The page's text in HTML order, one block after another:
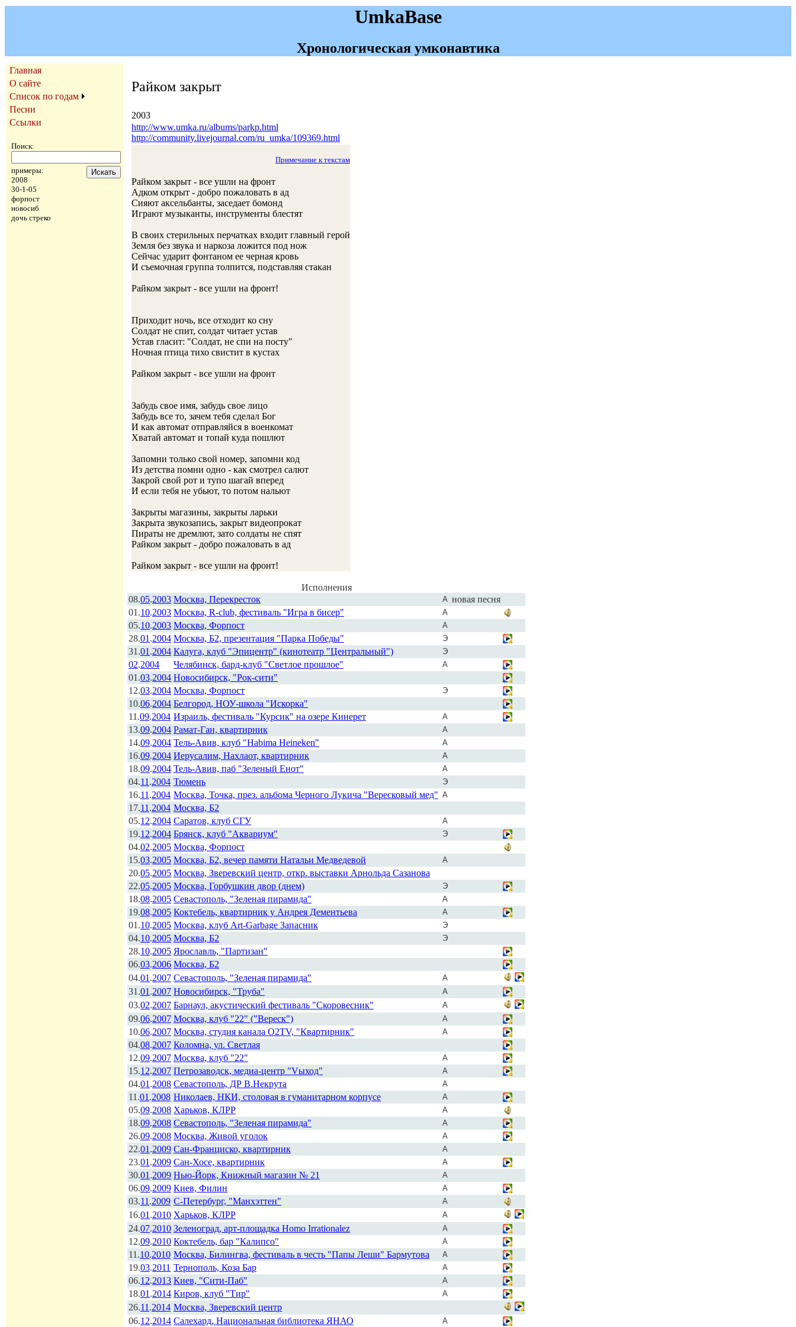
UmkaBase
Хронологическая умконавтика
Главная
О сайте
Список по годам
Песни
Ссылки
Поиск:
примеры:
2008
30-1-05
форпост
новосиб
дочь стреко
Райком закрыт
2003
http://www.umka.ru/albums/parkp.html
http://community.livejournal.com/ru_umka/109369.html
Примечание к текстам
Райком закрыт - все ушли на фронт
Адком открыт - добро пожаловать в ад
Сияют аксельбанты, заседает бомонд
Играют музыканты, инструменты блестят
В своих стерильных перчатках входит главный герой
Земля без звука и наркоза ложится под нож
Сейчас ударит фонтаном ее черная кровь
И съемочная группа толпится, подставляя стакан
Райком закрыт - все ушли на фронт!
Приходит ночь, все отходит ко сну
Солдат не спит, солдат читает устав
Устав гласит: "Солдат, не спи на посту"
Ночная птица тихо свистит в кустах
Райком закрыт - все ушли на фронт
Забудь свое имя, забудь свое лицо
Забудь все то, зачем тебя сделал Бог
И как автомат отправляйся в военкомат
Хватай автомат и топай куда пошлют
Запомни только свой номер, запомни код
Из детства помни одно - как смотрел салют
Закрой свой рот и тупо шагай вперед
И если тебя не убьют, то потом нальют
Закрыты магазины, закрыты ларьки
Закрыта звукозапись, закрыт видеопрокат
Пираты не дремлют, зато солдаты не спят
Райком закрыт - добро пожаловать в ад
Райком закрыт - все ушли на фронт!
Исполнения
08.05.2003 Москва, Перекресток А новая песня
01.10.2003 Москва, R-club, фестиваль "Игра в бисер" А
05.10.2003 Москва, Форпост А
28.01.2004 Москва, Б2, презентация "Парка Победы" Э
31.01.2004 Калуга, клуб "Эпицентр" (кинотеатр "Центральный") Э
02.2004 Челябинск, бард-клуб "Светлое прошлое" А
01.03.2004 Новосибирск, "Рок-сити"
12.03.2004 Москва, Форпост Э
10.06.2004 Белгород, НОУ-школа "Искорка"
11.09.2004 Израиль, фестиваль "Курсик" на озере Кинерет А
13.09.2004 Рамат-Ган, квартирник А
14.09.2004 Тель-Авив, клуб "Habima Heineken" А
16.09.2004 Иерусалим, Нахлаот, квартирник А
18.09.2004 Тель-Авив, паб "Зеленый Енот" А
04.11.2004 Тюмень Э
16.11.2004 Москва, Точка, през. альбома Черного Лукича "Вересковый мед" А
17.11.2004 Москва, Б2
05.12.2004 Саратов, клуб СГУ А
19.12.2004 Брянск, клуб "Аквариум" Э
04.02.2005 Москва, Форпост
15.03.2005 Москва, Б2, вечер памяти Натальи Медведевой А
20.05.2005 Москва, Зверевский центр, откр. выставки Арнольда Сазанова
22.05.2005 Москва, Горбушкин двор (днем) Э
18.08.2005 Севастополь, "Зеленая пирамида" А
19.08.2005 Коктебель, квартирник у Андрея Дементьева А
01.10.2005 Москва, клуб Art-Garbage Запасник Э
04.10.2005 Москва, Б2 Э
28.10.2005 Ярославль, "Партизан"
06.03.2006 Москва, Б2
04.01.2007 Севастополь, "Зеленая пирамида" А
31.01.2007 Новосибирск, "Труба" А
03.02.2007 Барнаул, акустический фестиваль "Скоровесник" А
09.06.2007 Москва, клуб "22" ("Вереск") А
10.06.2007 Москва, студия канала O2TV, "Квартирник" А
04.08.2007 Коломна, ул. Светлая
12.09.2007 Москва, клуб "22" А
15.12.2007 Петрозаводск, медиа-центр "Vыход" А
04.01.2008 Севастополь, ДР В.Некрута А
11.01.2008 Николаев, НКИ, столовая в гуманитарном корпусе А
05.09.2008 Харьков, КЛРР А
18.09.2008 Севастополь, "Зеленая пирамида" А
26.09.2008 Москва, Живой уголок А
22.01.2009 Сан-Франциско, квартирник А
23.01.2009 Сан-Хосе, квартирник А
30.01.2009 Нью-Йорк, Книжный магазин № 21 А
06.09.2009 Киев, Филин А
03.11.2009 С-Петербург, "Манхэттен" А
16.01.2010 Харьков, КЛРР А
24.07.2010 Зеленоград, арт-площадка Homo Irrationalez А
12.09.2010 Коктебель, бар "Калипсо" А
11.10.2010 Москва, Билингва, фестиваль в честь "Папы Леши" Бармутова А
19.03.2011 Тернополь, Коза Бар А
06.12.2013 Киев, "Сити-Паб" А
18.01.2014 Киров, клуб "Тир" А
26.11.2014 Москва, Зверевский центр
06.12.2014 Салехард, Национальная библиотека ЯНАО А